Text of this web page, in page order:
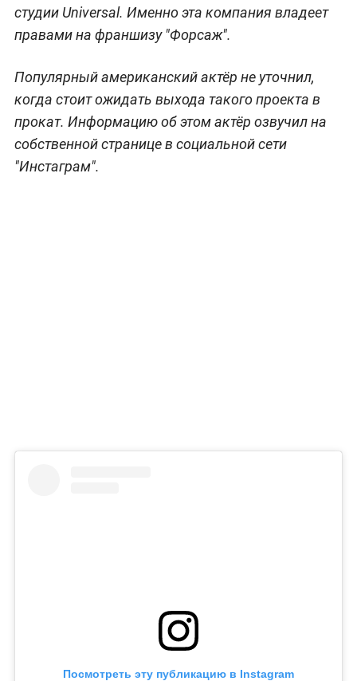
студии Universal. Именно эта компания владеет
правами на франшизу "Форсаж".
Популярный американский актёр не уточнил,
когда стоит ожидать выхода такого проекта в
прокат. Информацию об этом актёр озвучил на
собственной странице в социальной сети
"Инстаграм".
Посмотреть эту публикацию в Instagram